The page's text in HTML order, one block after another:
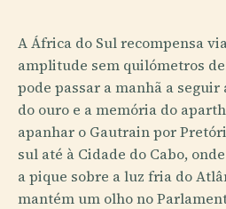
A África do Sul recompensa
amplitude sem quilómetros
pode passar a manhã a
do ouro e a memória do
apanhar o Gautrain por
sul até à Cidade do Cabo,
a pique sobre a luz fria do
mantém um olho no